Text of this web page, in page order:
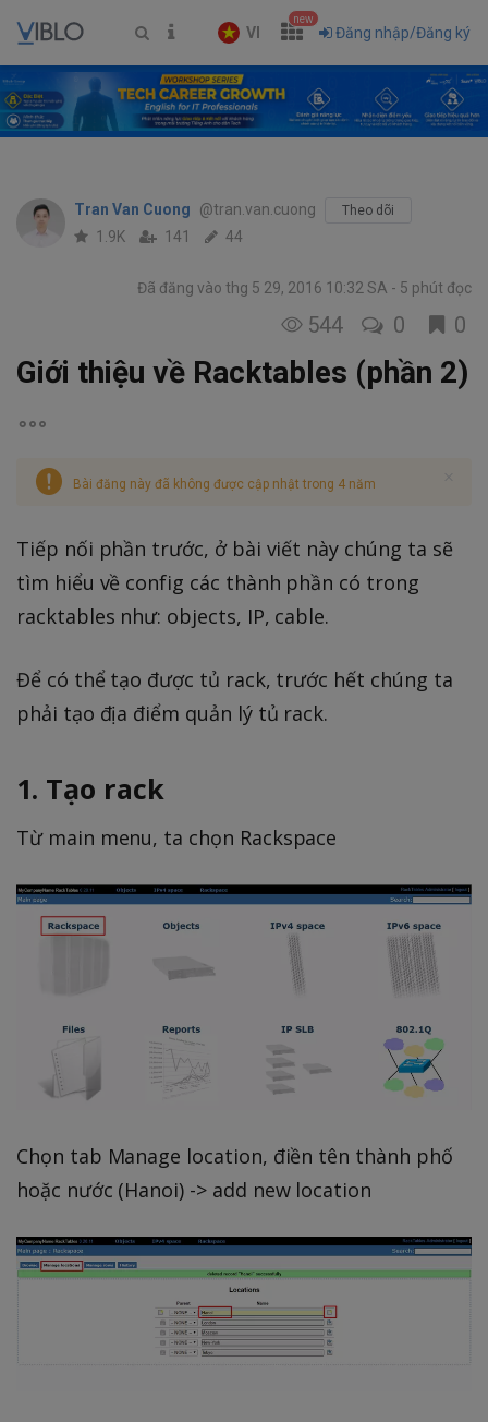
VI
new
Đăng nhập/Đăng ký
Tran Van Cuong @tran.van.cuong Theo dõi
1.9K 141 44
Đã đăng vào thg 5 29, 2016 10:32 SA 5 phút đọc
544 0 0
Giới thiệu về Racktables (phần 2)
Bài đăng này đã không được cập nhật trong 4 năm
Tiếp nối phần trước, ở bài viết này chúng ta sẽ
tìm hiểu về config các thành phần có trong
racktables như: objects, IP, cable.
Để có thể tạo được tủ rack, trước hết chúng ta
phải tạo địa điểm quản lý tủ rack.
1. Tạo rack
Từ main menu, ta chọn Rackspace
Chọn tab Manage location, điền tên thành phố
hoặc nước (Hanoi) -> add new location